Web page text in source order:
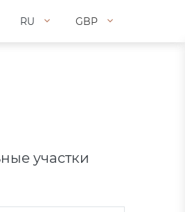
RU GBP
RU GBP
участки